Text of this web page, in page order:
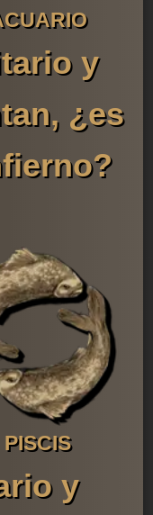
y
¿es
PISCIS
y